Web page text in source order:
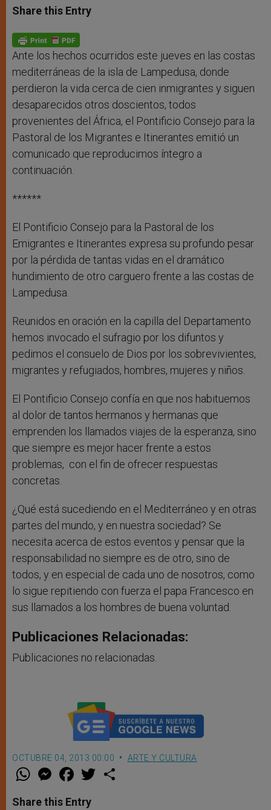
t
s
p
p
s
e
g
e
r
e
b
o
k
Share this Entry
Ante los hechos ocurridos este jueves en las costas
mediterráneas de la isla de Lampedusa, donde
perdieron la vida cerca de cien inmigrantes y siguen
desaparecidos otros doscientos, todos
provenientes del África, el Pontificio Consejo para la
Pastoral de los Migrantes e Itinerantes emitió un
comunicado que reproducimos íntegro a
continuación.
******
El Pontificio Consejo para la Pastoral de los
Emigrantes e Itinerantes expresa su profundo pesar
por la pérdida de tantas vidas en el dramático
hundimiento de otro carguero frente a las costas de
Lampedusa.
Reunidos en oración en la capilla del Departamento
hemos invocado el sufragio por los difuntos y
pedimos el consuelo de Dios por los sobrevivientes,
migrantes y refugiados, hombres, mujeres y niños.
El Pontificio Consejo confía en que nos habituemos
al dolor de tantos hermanos y hermanas que
emprenden los llamados viajes de la esperanza, sino
que siempre es mejor hacer frente a estos
problemas, con el fin de ofrecer respuestas
concretas.
¿Qué está sucediendo en el Mediterráneo y en otras
partes del mundo, y en nuestra sociedad? Se
necesita acerca de estos eventos y pensar que la
responsabilidad no siempre es de otro, sino de
todos, y en especial de cada uno de nosotros, como
lo sigue repitiendo con fuerza el papa Francesco en
sus llamados a los hombres de buena voluntad.
Publicaciones Relacionadas:
Publicaciones no relacionadas.
OCTUBRE 04, 2013 00:00 ARTE Y CULTURA
W
t
M
e
s
F
a
e
w
Share this Entry